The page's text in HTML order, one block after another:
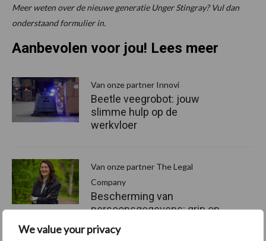
We value your privacy
Meer weten over de nieuwe generatie Unger Stingray? Vul dan
onderstaand formulier in.
Aanbevolen voor jou! Lees meer
Van onze partner Innovi
Beetle veegrobot: jouw
slimme hulp op de
werkvloer
Van onze partner The Legal
Company
Bescherming van
persoonsgegevens: grip op
de risico’s